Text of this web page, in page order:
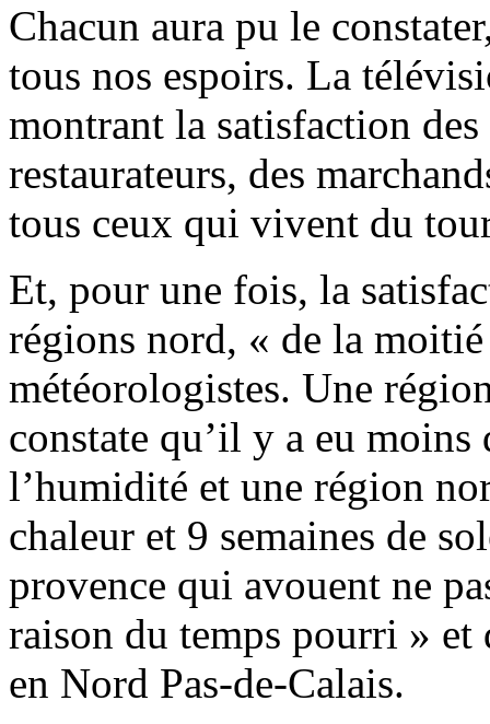
Chacun aura pu le
tous nos espoirs. La
montrant la satisfaction
restaurateurs, des
tous ceux qui vivent du
Et, pour une fois, la
régions nord, « de la
météorologistes. Une
constate qu’il y a eu
l’humidité et une région
chaleur et 9 semaines de
provence qui avouent ne
raison du temps pourri » et
en Nord Pas-de-Calais.